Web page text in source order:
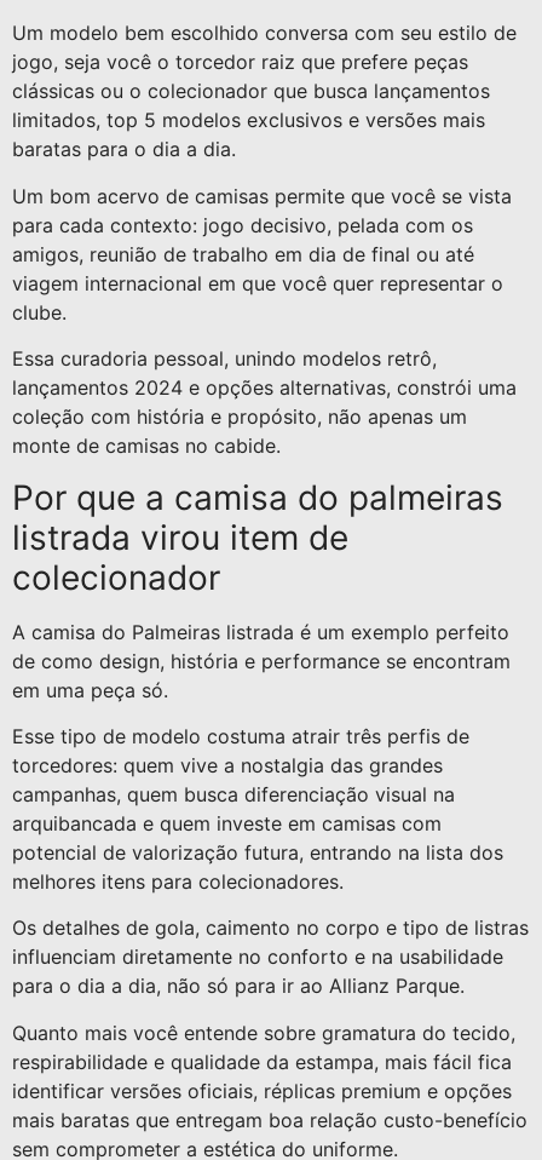
Um modelo bem escolhido conversa com seu estilo de
jogo, seja você o torcedor raiz que prefere peças
clássicas ou o colecionador que busca lançamentos
limitados, top 5 modelos exclusivos e versões mais
baratas para o dia a dia.
Um bom acervo de camisas permite que você se vista
para cada contexto: jogo decisivo, pelada com os
amigos, reunião de trabalho em dia de final ou até
viagem internacional em que você quer representar o
clube.
Essa curadoria pessoal, unindo modelos retrô,
lançamentos 2024 e opções alternativas, constrói uma
coleção com história e propósito, não apenas um
monte de camisas no cabide.
Por que a camisa do palmeiras
listrada virou item de
colecionador
A camisa do Palmeiras listrada é um exemplo perfeito
de como design, história e performance se encontram
em uma peça só.
Esse tipo de modelo costuma atrair três perfis de
torcedores: quem vive a nostalgia das grandes
campanhas, quem busca diferenciação visual na
arquibancada e quem investe em camisas com
potencial de valorização futura, entrando na lista dos
melhores itens para colecionadores.
Os detalhes de gola, caimento no corpo e tipo de listras
influenciam diretamente no conforto e na usabilidade
para o dia a dia, não só para ir ao Allianz Parque.
Quanto mais você entende sobre gramatura do tecido,
respirabilidade e qualidade da estampa, mais fácil fica
identificar versões oficiais, réplicas premium e opções
mais baratas que entregam boa relação custo-benefício
sem comprometer a estética do uniforme.